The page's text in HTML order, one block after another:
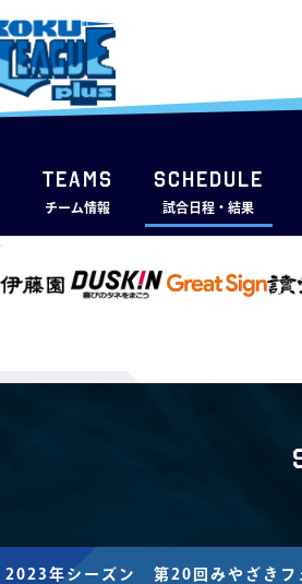
TEAMS
チーム情報
SCHEDULE
試合日程・結果
2023年シーズン 第20回みやざきフ